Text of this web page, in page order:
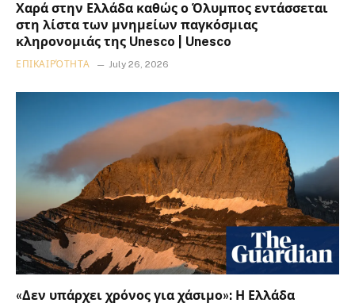
Χαρά στην Ελλάδα καθώς ο Όλυμπος εντάσσεται
στη λίστα των μνημείων παγκόσμιας
κληρονομιάς της Unesco | Unesco
ΕΠΙΚΑΙΡΌΤΗΤΑ July 26, 2026
«Δεν υπάρχει χρόνος για χάσιμο»: Η Ελλάδα